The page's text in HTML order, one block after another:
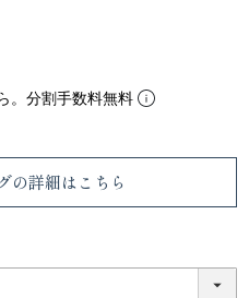
。分割手数料無料
の詳細はこちら